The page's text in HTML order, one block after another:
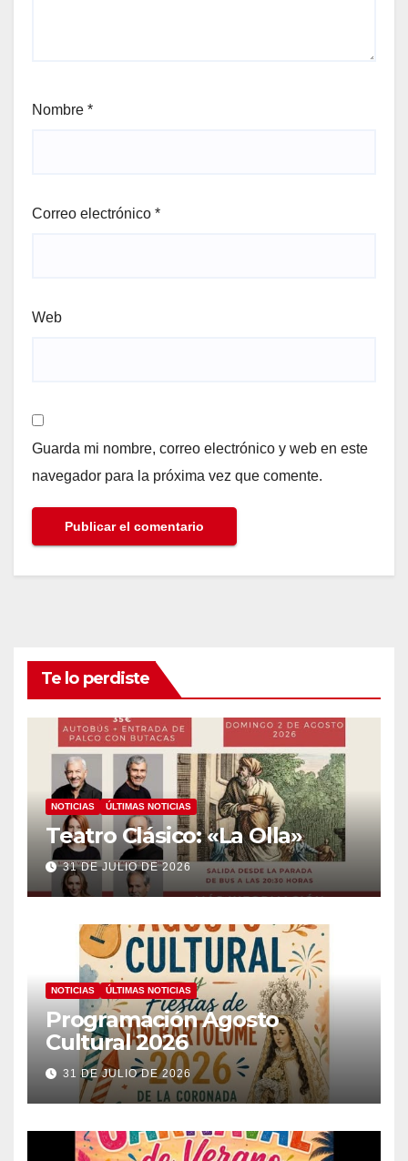
Nombre *
Correo electrónico *
Web
Guarda mi nombre, correo electrónico y web en este
navegador para la próxima vez que comente.
Te lo perdiste
NOTICIAS ÚLTIMAS NOTICIAS
Teatro Clásico: «La Olla»
31 DE JULIO DE 2026
NOTICIAS ÚLTIMAS NOTICIAS
Programación Agosto
Cultural 2026
31 DE JULIO DE 2026